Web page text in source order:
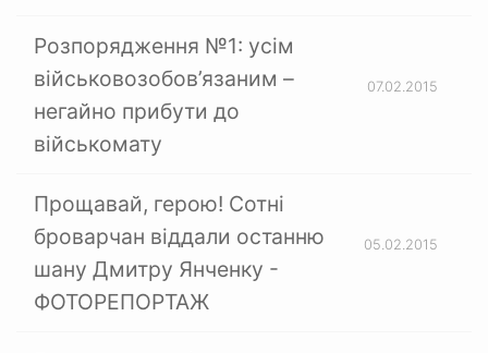
Розпорядження №1: усім
військовозобов’язаним –
негайно прибути до
військомату
07.02.2015
Прощавай, герою! Сотні
броварчан віддали останню
шану Дмитру Янченку -
ФОТОРЕПОРТАЖ
05.02.2015